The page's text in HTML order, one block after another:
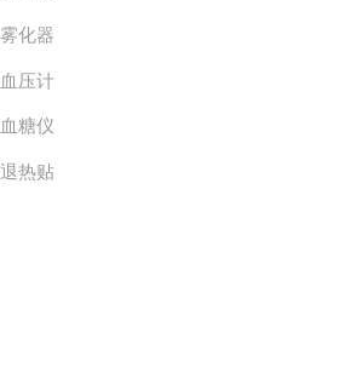
雾化器
血压计
血糖仪
退热贴